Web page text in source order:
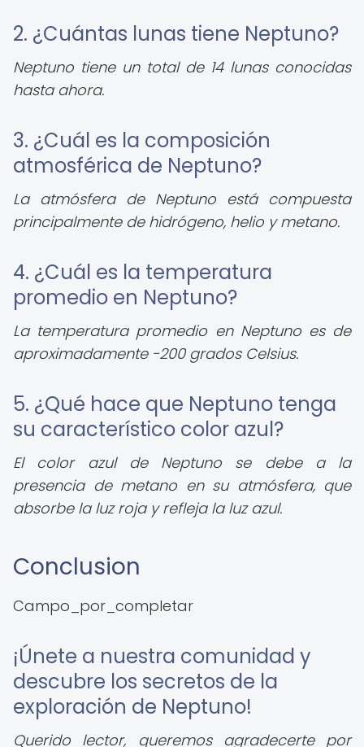
2. ¿Cuántas lunas tiene Neptuno?
Neptuno tiene un total de 14 lunas conocidas
hasta ahora.
3. ¿Cuál es la composición
atmosférica de Neptuno?
La atmósfera de Neptuno está compuesta
principalmente de hidrógeno, helio y metano.
4. ¿Cuál es la temperatura
promedio en Neptuno?
La temperatura promedio en Neptuno es de
aproximadamente -200 grados Celsius.
5. ¿Qué hace que Neptuno tenga
su característico color azul?
El color azul de Neptuno se debe a la
presencia de metano en su atmósfera, que
absorbe la luz roja y refleja la luz azul.
Conclusion
Campo_por_completar
¡Únete a nuestra comunidad y
descubre los secretos de la
exploración de Neptuno!
Querido lector, queremos agradecerte por